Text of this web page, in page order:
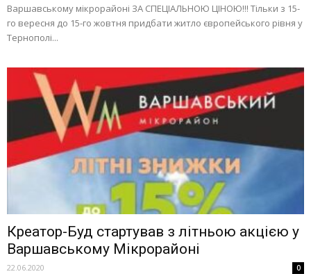
Варшавському мікрорайоні ЗА СПЕЦІАЛЬНОЮ ЦІНОЮ!!! Тільки з 15-
го вересня до 15-го жовтня придбати житло європейського рівня у
Тернополі...
Креатор-Буд стартував з літньою акцією у
Варшавському Мікрорайоні
22.06.2020 0